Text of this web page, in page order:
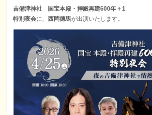
吉備津神社 国宝本殿・拝殿再建600年＋1
特別夜会に、 西岡德馬が出演いたします。